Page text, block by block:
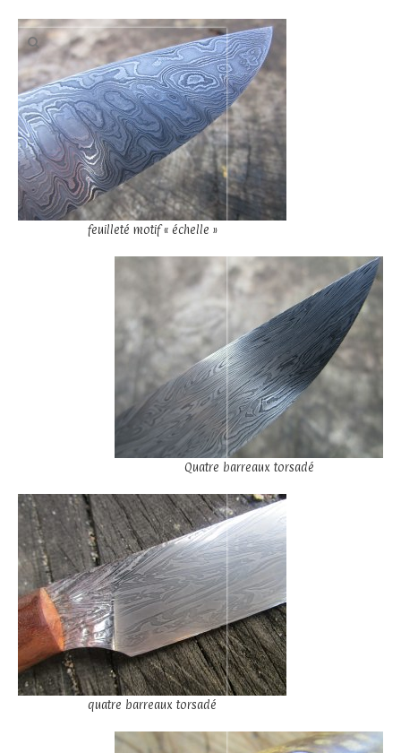
feuilleté motif « échelle »
Quatre barreaux torsadé
quatre barreaux torsadé